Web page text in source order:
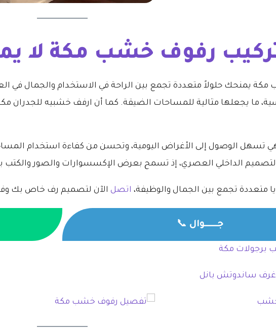
رفوف خشب مكة لا
يمنحك حلولاً متعددة تجمع بين الراحة في الاستخدام والجمال في
ما يجعلها مثالية للمساحات الضيقة. كما أن ارفف خشبيه
تسهل الوصول إلى الأغراض اليومية، وتحسن من كفاءة استخدام
الداخلي العصري، إذ تسمح بعرض الإكسسوارات والصور والكتب
متعددة تجمع بين الجمال والوظيفة، اتصل الآن لتصميم رف خاص بك
جــــــوال 📞
برجولات مكة
غرف ساندوتش بانل